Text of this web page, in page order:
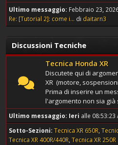
Ultimo messaggio: Febbraio 23,
Re: [Tutorial 2]: come i... di daitarn3
Discussioni Tecniche
Tecnica Honda XR
Discutete qui di
XR (motore,
Prima di inserire un
l'argomento non sia già
Ultimo messaggio: Ieri alle 08:53:23
Sotto-Sezioni Tecnica XR 650R
Tecnica XR 400R/440R Tecnica XR 250R